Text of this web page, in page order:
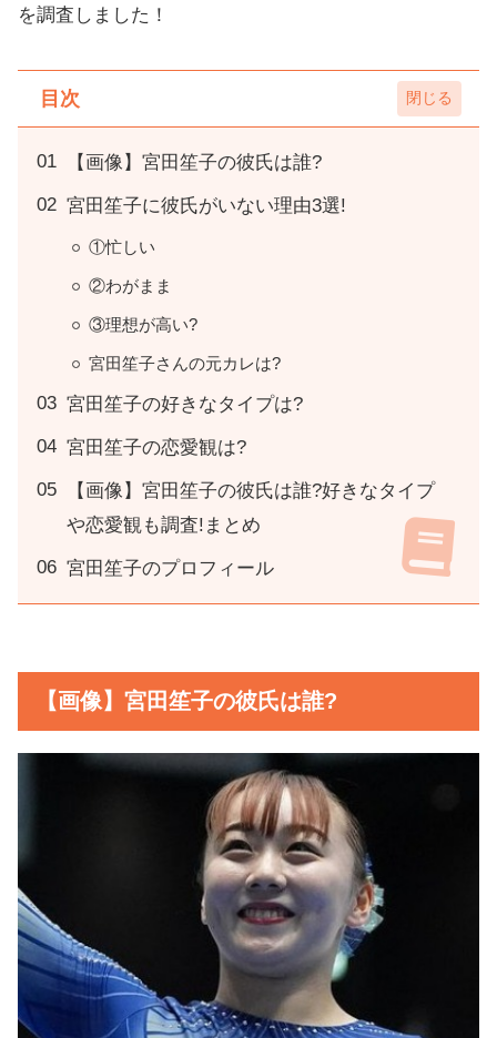
を調査しました！
目次
【画像】宮田笙子の彼氏は誰?
宮田笙子に彼氏がいない理由3選!
①忙しい
②わがまま
③理想が高い?
宮田笙子さんの元カレは?
宮田笙子の好きなタイプは?
宮田笙子の恋愛観は?
【画像】宮田笙子の彼氏は誰?好きなタイプ
や恋愛観も調査!まとめ
宮田笙子のプロフィール
【画像】宮田笙子の彼氏は誰?